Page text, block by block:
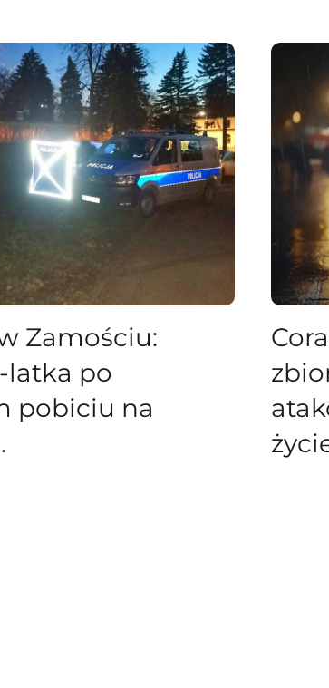
Zamościu:
latka po
pobiciu na